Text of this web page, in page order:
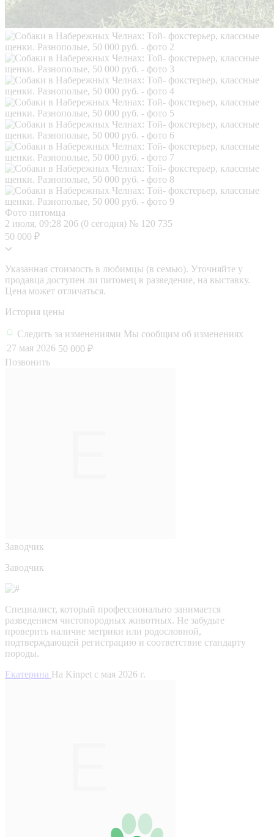
Фото питомца
2 июля, 09:28 206 (0 сегодня) № 120 735
50 000 ₽
Указанная стоимость в любимцы (в семью). Уточняйте у
продавца доступен ли питомец в разведение, на выставку.
Цена может отличаться.
История цены
Следить за изменениями Мы сообщим об изменениях
27 мая 2026 50 000 ₽
Позвонить
Заводчик
Заводчик
Специалист, который профессионально занимается
разведением чистопородных животных. Не забудьте
проверить наличие метрики или родословной,
подтверждающей регистрацию и соответствие стандарту
породы.
Екатерина На Kinpet c мая 2026 г.